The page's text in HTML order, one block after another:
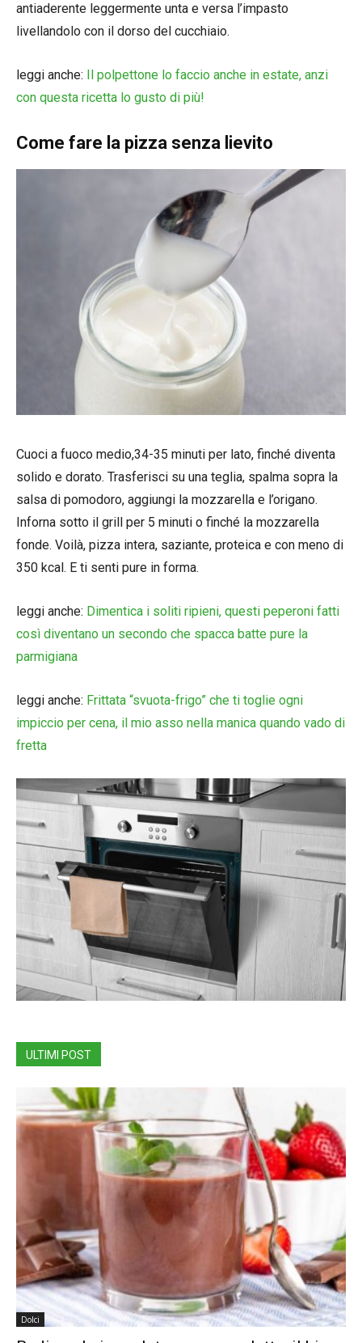
antiaderente leggermente unta e versa l’impasto
livellandolo con il dorso del cucchiaio.
leggi anche:
Il polpettone lo faccio anche in estate, anzi
con questa ricetta lo gusto di più!
Come fare la pizza senza lievito
Cuoci a fuoco medio,34-35 minuti per lato, finché diventa
solido e dorato. Trasferisci su una teglia, spalma sopra la
salsa di pomodoro, aggiungi la mozzarella e l’origano.
Inforna sotto il grill per 5 minuti o finché la mozzarella
fonde. Voilà, pizza intera, saziante, proteica e con meno di
350 kcal. E ti senti pure in forma.
leggi anche: Dimentica i soliti ripieni, questi peperoni fatti
così diventano un secondo che spacca batte pure la
parmigiana
leggi anche: Frittata “svuota-frigo” che ti toglie ogni
impiccio per cena, il mio asso nella manica quando vado di
fretta
ULTIMI POST
Dolci